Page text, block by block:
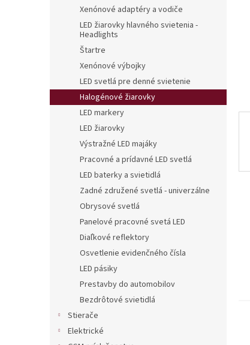
Xenónové adaptéry a vodiče
LED žiarovky hlavného svietenia -
Headlights
Štartre
Xenónové výbojky
LED svetlá pre denné svietenie
Halogénové žiarovky
LED markery
LED žiarovky
Výstražné LED majáky
Pracovné a prídavné LED svetlá
LED baterky a svietidlá
Zadné združené svetlá - univerzálne
Obrysové svetlá
Panelové pracovné svetá LED
Diaľkové reflektory
Osvetlenie evidenčného čísla
LED pásiky
Prestavby do automobilov
Bezdrôtové svietidlá
Stierače
Elektrické